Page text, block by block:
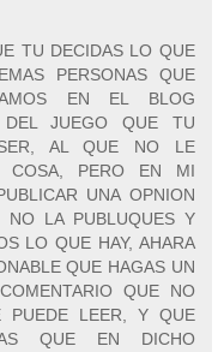
TU DECIDAS LO QUE
PERSONAS QUE
EN EL BLOG
DEL JUEGO QUE TU
AL QUE NO LE
COSA, PERO EN MI
UNA OPNION
LA PUBLUQUES Y
LO QUE HAY, AHARA
QUE HAGAS UN
QUE NO
PUEDE LEER, Y QUE
QUE EN DICHO